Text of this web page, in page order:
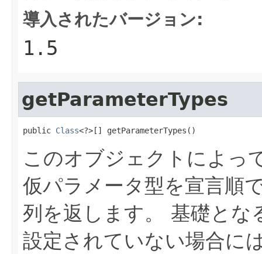
導入されたバージョン:
1.5
getParameterTypes
public Class<?>[] getParameterTypes()
このオブジェクトによっ
仮パラメータ型を宣言順
列を返します。
基礎とな
設定されていない場合に